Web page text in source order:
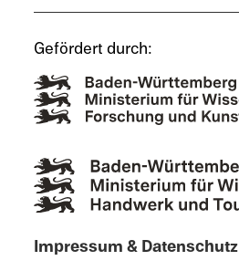
Impres­sum & Datenschutz
Gefördert durch: